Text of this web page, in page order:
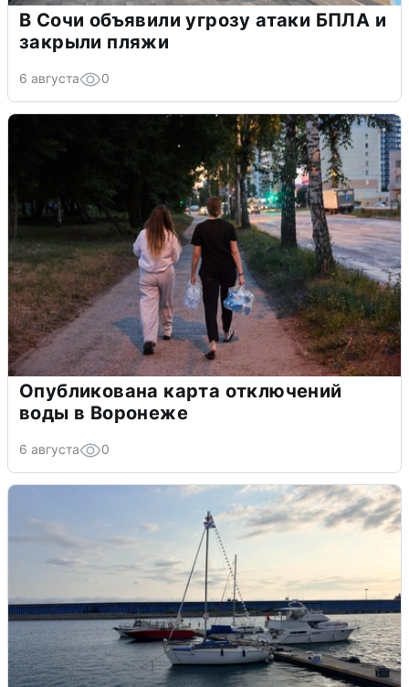
В Сочи объявили угрозу атаки БПЛА и
закрыли пляжи
6 августа 0
Опубликована карта отключений
воды в Воронеже
6 августа 0